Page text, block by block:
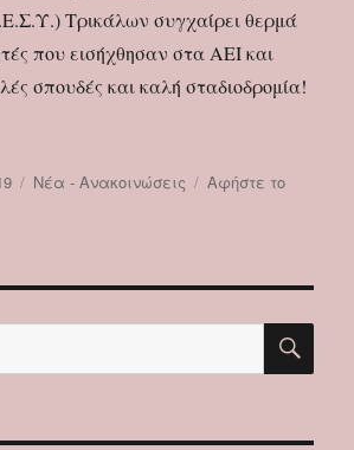
Τρικάλων συγχαίρει θερμά
που εισήχθησαν στα ΑΕΙ και
σπουδές και καλή σταδιοδρομία!
Κατηγορίες
Νέα - Ανακοινώσεις
Αφήστε το